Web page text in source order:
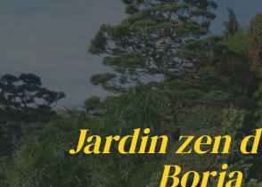
Jardin zen
Borja